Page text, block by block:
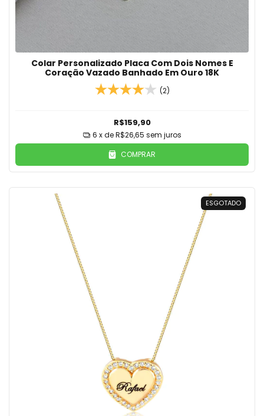
Colar Personalizado Placa Com Dois Nomes E
Coração Vazado Banhado Em Ouro 18K
(2)
R$159,90
6 x deR$26,65 sem juros
COMPRAR
ESGOTADO